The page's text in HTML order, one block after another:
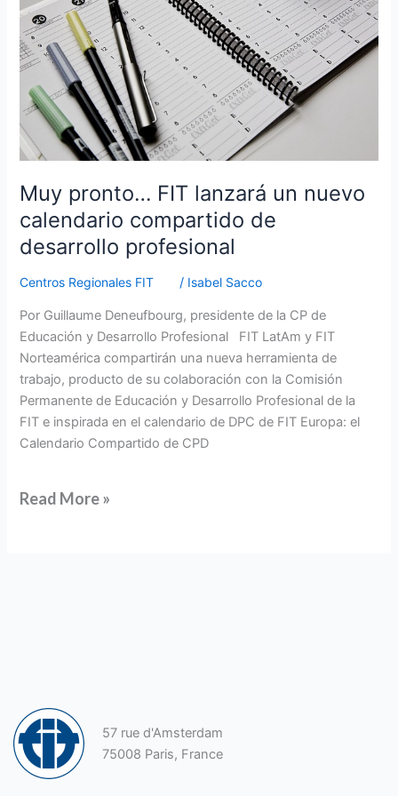
Muy pronto… FIT lanzará un nuevo
calendario compartido de
desarrollo profesional
Centros Regionales FIT / Isabel Sacco
Por Guillaume Deneufbourg, presidente de la CP de
Educación y Desarrollo Profesional FIT LatAm y FIT
Norteamérica compartirán una nueva herramienta de
trabajo, producto de su colaboración con la Comisión
Permanente de Educación y Desarrollo Profesional de la
FIT e inspirada en el calendario de DPC de FIT Europa: el
Calendario Compartido de CPD
nuevo
calendario
compartido
de
desarrollo
profesional
Read More »
57 rue d'Amsterdam
75008 Paris, France